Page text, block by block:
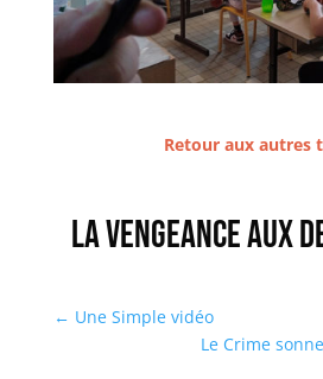
Retour aux autres
La Vengeance aux
← Une Simple vidéo
Le Crime